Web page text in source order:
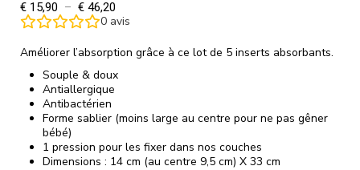
€ 15,90 – € 46,20
0 avis
Améliorer l’absorption grâce à ce lot de 5 inserts absorbants.
Souple & doux
Antiallergique
Antibactérien
Forme sablier (moins large au centre pour ne pas gêner
bébé)
1 pression pour les fixer dans nos couches
Dimensions : 14 cm (au centre 9,5 cm) X 33 cm